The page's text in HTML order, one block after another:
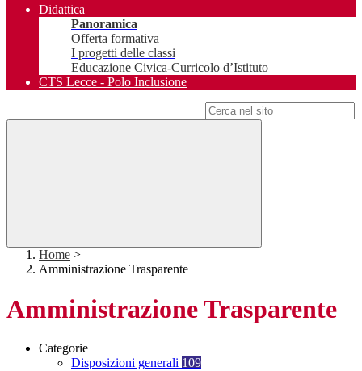
Didattica
Panoramica
Offerta formativa
I progetti delle classi
Educazione Civica-Curricolo d’Istituto
CTS Lecce - Polo Inclusione
Home >
Amministrazione Trasparente
Amministrazione Trasparente
Categorie
Disposizioni generali 109